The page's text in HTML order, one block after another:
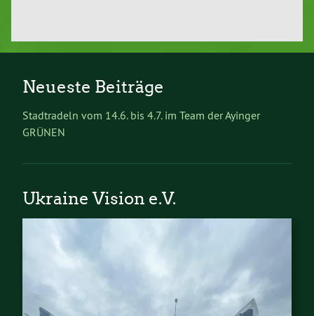
Neueste Beiträge
Stadtradeln vom 14.6. bis 4.7. im Team der Ayinger
GRÜNEN
Ukraine Vision e.V.